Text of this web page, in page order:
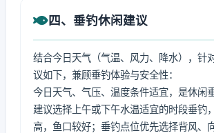
四、垂钓休闲建议
结合今日天气（气温、风力、降水），针
议如下，兼顾垂钓体验与安全性：
今日天气、气压、温度条件适宜，是休闲
建议选择上午或下午水温适宜的时段垂钓
高，鱼口较好；垂钓点位优先选择背风、